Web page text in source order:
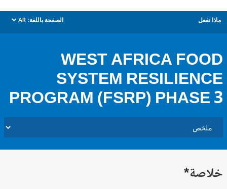
الصفحة باللغة: AR
dropdown
WEST AFRICA
SYSTEM
PROGRAM (FSRP)